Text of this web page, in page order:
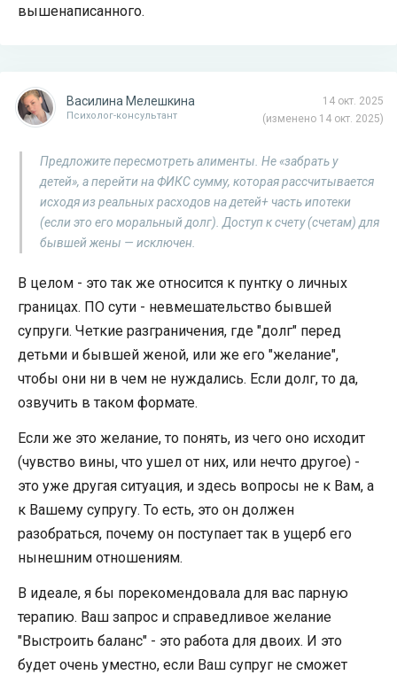
вышенаписанного.
14 окт. 2025
(изменено 14 окт. 2025)
Василина Мелешкина
Психолог-консультант
Предложите пересмотреть алименты. Не «забрать у
детей», а перейти на ФИКС сумму, которая рассчитывается
исходя из реальных расходов на детей+ часть ипотеки
(если это его моральный долг). Доступ к счету (счетам) для
бывшей жены — исключен.
В целом - это так же относится к пунтку о личных
границах. ПО сути - невмешательство бывшей
супруги. Четкие разграничения, где "долг" перед
детьми и бывшей женой, или же его "желание",
чтобы они ни в чем не нуждались. Если долг, то да,
озвучить в таком формате.
Если же это желание, то понять, из чего оно исходит
(чувство вины, что ушел от них, или нечто другое) -
это уже другая ситуация, и здесь вопросы не к Вам, а
к Вашему супругу. То есть, это он должен
разобраться, почему он поступает так в ущерб его
нынешним отношениям.
В идеале, я бы порекомендовала для вас парную
терапию. Ваш запрос и справедливое желание
"Выстроить баланс" - это работа для двоих. И это
будет очень уместно, если Ваш супруг не сможет